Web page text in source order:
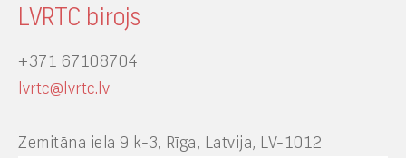
LVRTC birojs
+371 67108704
lvrtc@lvrtc.lv
Zemitāna iela 9 k-3, Rīga, Latvija, LV-1012